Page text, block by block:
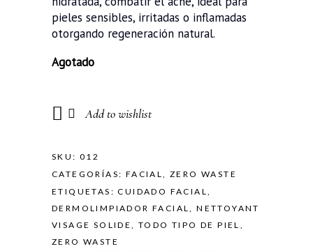
pieles sensibles, irritadas o inflamadas
otorgando regeneración natural.
Agotado
Add to wishlist
SKU: 012
CATEGORÍAS: FACIAL,ZERO WASTE
ETIQUETAS:CUIDADO FACIAL,
DERMOLIMPIADOR FACIAL,NETTOYANT
VISAGE SOLIDE,TODO TIPO DE PIEL ,
ZERO WASTE